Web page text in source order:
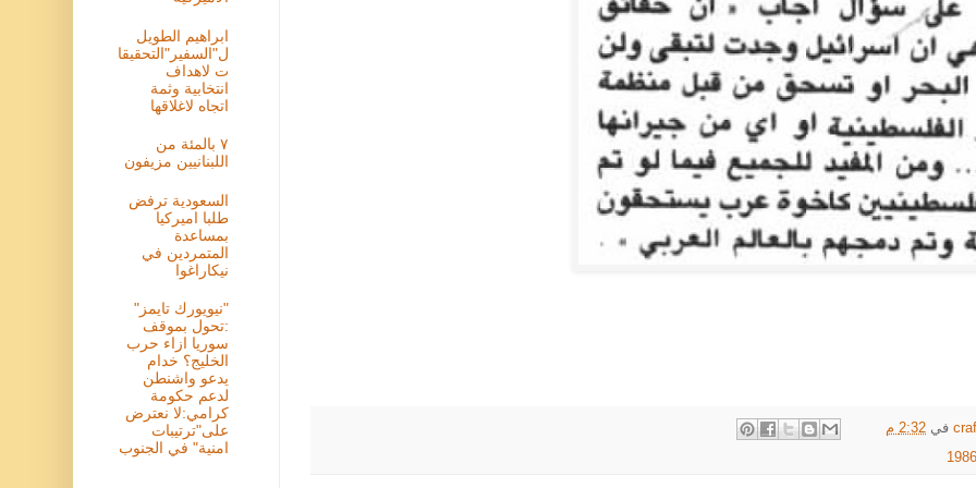
في 2:32 م
ابراهيم الطويل
ل"السفير"التحقيقا
ت لاهداف
انتخابية وثمة
اتجاه لاغلاقها
٧ بالمئة من
اللبنانيين مزيفون
السعودية ترفض
طلبا اميركيا
بمساعدة
المتمردين في
نيكاراغوا
"نيويورك تايمز"
:تحول بموقف
سوريا ازاء حرب
الخليج؟ خدام
يدعو واشنطن
لدعم حكومة
كرامي:لا نعترض
على"ترتيبات
امنية" في الجنوب